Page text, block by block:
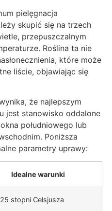
pielęgnacja
skupić się na trzech
przepuszczalnym
Roślina ta nie
które może
liście, objawiając się
że najlepszym
jest stanowisko oddalone
południowego lub
Poniższa
parametry uprawy:
Idealne warunki
stopni Celsjusza